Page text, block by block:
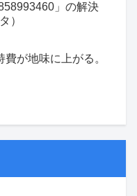
」の解決
）
費が地味に上がる。